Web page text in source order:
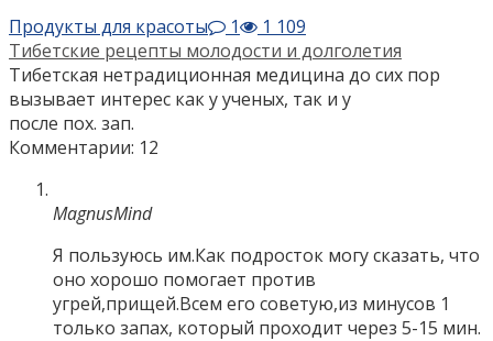
Продукты для красоты
1
1 109
Тибетские рецепты молодости и долголетия
Тибетская нетрадиционная медицина до сих пор
вызывает интерес как у ученых, так и у
после пох. зап.
Комментарии: 12
MagnusMind
Я пользуюсь им.Как подросток могу сказать, что
оно хорошо помогает против
угрей,прищей.Всем его советую,из минусов 1
только запах, который проходит через 5-15 мин.